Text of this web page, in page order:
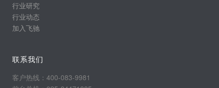
行业研究
行业动态
加入飞驰
联系我们
客户热线：400-083-9981